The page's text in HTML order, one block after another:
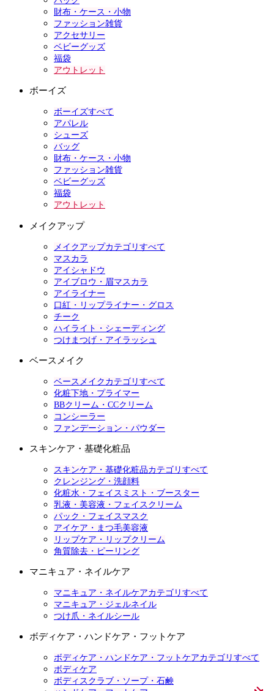
財布・ケース・小物
ファッション雑貨
アクセサリー
ベビーグッズ
福袋
アウトレット
ボーイズ
ボーイズすべて
アパレル
シューズ
バッグ
財布・ケース・小物
ファッション雑貨
ベビーグッズ
福袋
アウトレット
メイクアップ
メイクアップカテゴリすべて
マスカラ
アイシャドウ
アイブロウ・眉マスカラ
アイライナー
口紅・リップライナー・グロス
チーク
ハイライト・シェーディング
つけまつげ・アイラッシュ
ベースメイク
ベースメイクカテゴリすべて
化粧下地・プライマー
BBクリーム・CCクリーム
コンシーラー
ファンデーション・パウダー
スキンケア・基礎化粧品
スキンケア・基礎化粧品カテゴリすべて
クレンジング・洗顔料
化粧水・フェイスミスト・ブースター
乳液・美容液・フェイスクリーム
パック・フェイスマスク
アイケア・まつ毛美容液
リップケア・リップクリーム
角質除去・ピーリング
マニキュア・ネイルケア
マニキュア・ネイルケアカテゴリすべて
マニキュア・ジェルネイル
つけ爪・ネイルシール
ボディケア・ハンドケア・フットケア
ボディケア・ハンドケア・フットケアカテゴリすべて
ボディケア
ボディスクラブ・ソープ・石鹸